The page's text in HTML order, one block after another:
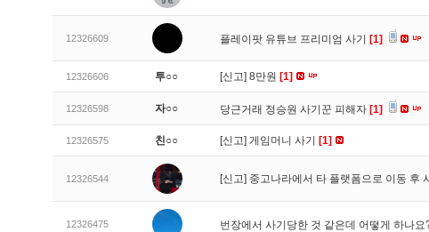
12326609 플레이팟 유튜브 프리미엄 사기 [1]
12326606 투○○ [신고] 8만원 [1]
12326598 자○○ 당근거래 정승원 사기꾼 피해자 [1]
12326575 친○○ [신고] 게임머니 사기 [1]
12326544 [신고] 중고나라에서 타 플랫폼으로 이동 후
12326475 번장에서 사기당한 것 같은데 어떻게 하나요